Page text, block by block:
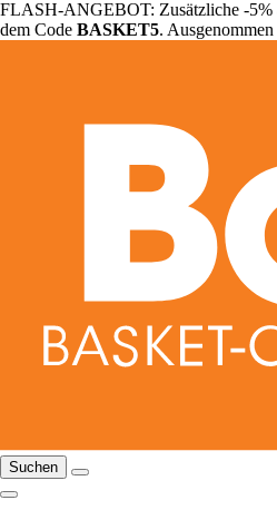
FLASH-ANGEBOT: Zusätzliche -5%
dem Code BASKET5.
Suchen